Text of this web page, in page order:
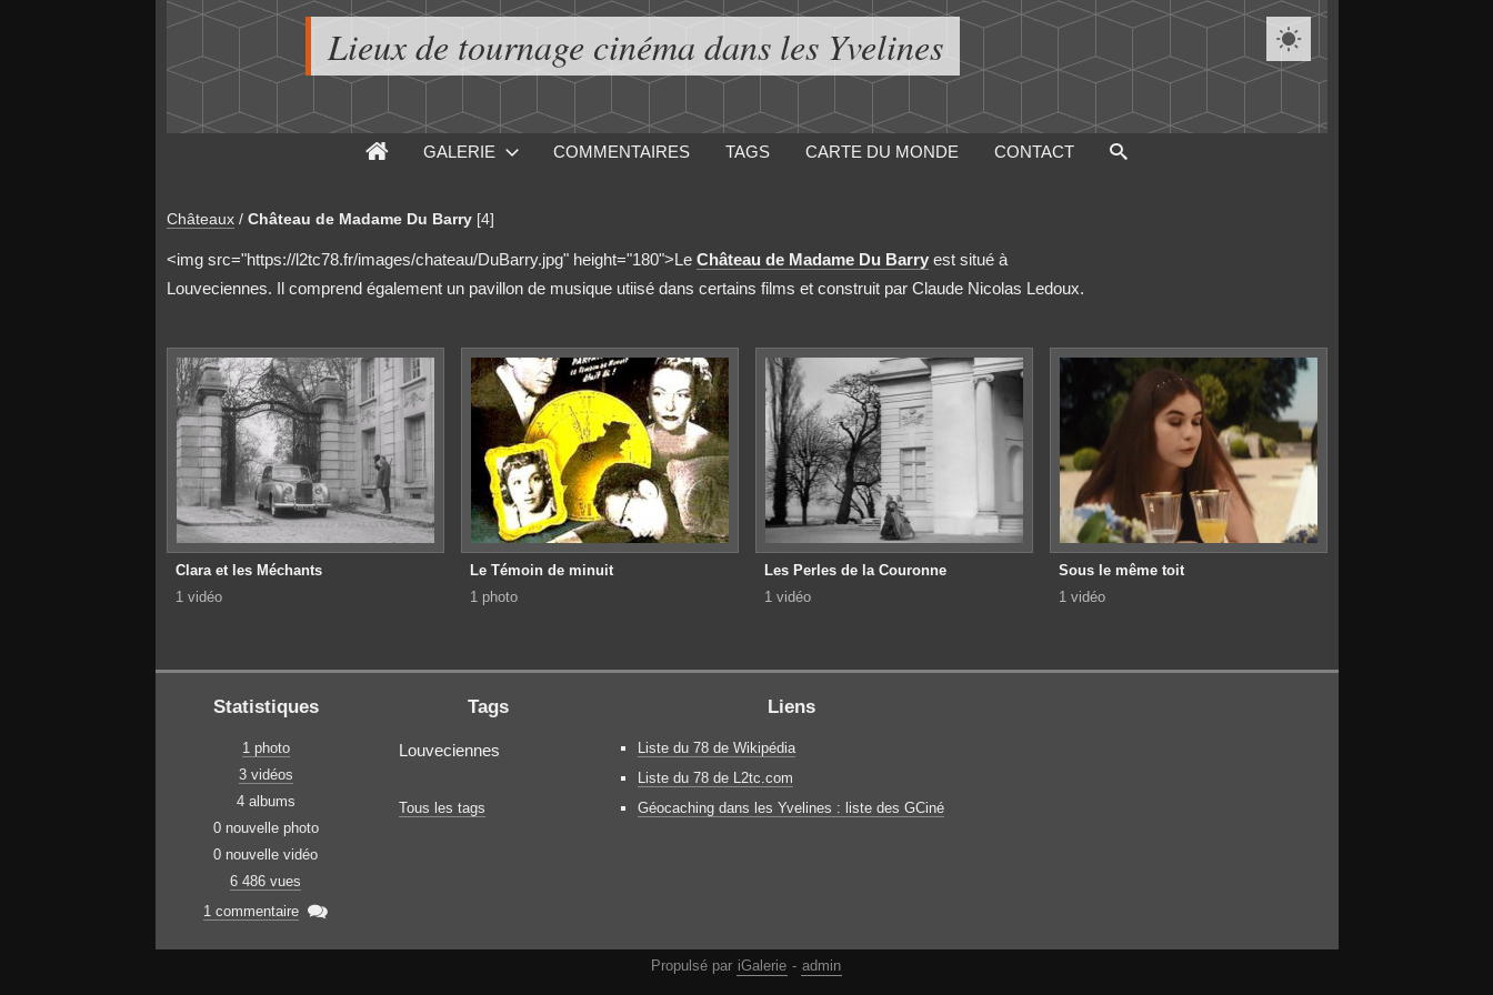
Lieux de tournage cinéma dans les Yvelines 
GALERIE COMMENTAIRES TAGS CARTE DU MONDE CONTACT
Châteaux / Château de Madame Du Barry [4]
<img src="https://l2tc78.fr/images/chateau/DuBarry.jpg" height="180">Le Château de Madame Du Barryest situé à
Louveciennes. Il comprend également un pavillon de musique utiisé dans certains films et construit par Claude Nicolas Ledoux.
Clara et les Méchants
1 vidéo
Le Témoin de minuit
1 photo
Les Perles de la Couronne
1 vidéo
Sous le même toit
1 vidéo
Statistiques
1 photo
3 vidéos
4 albums
0 nouvelle photo
0 nouvelle vidéo
6 486 vues
1 commentaire 
Tags
Louveciennes
Tous les tags
Liens
Liste du 78 de Wikipédia
Liste du 78 de L2tc.com
Géocaching dans les Yvelines : liste des GCiné
Propulsé par iGalerie - admin